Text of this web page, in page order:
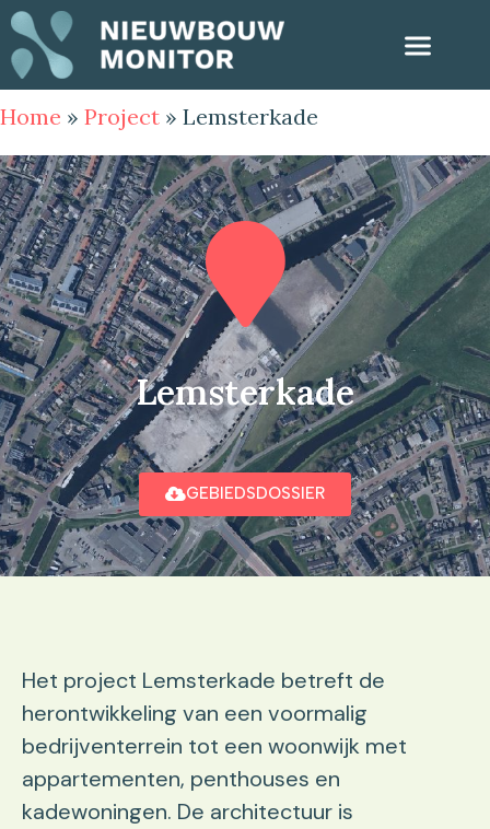
Home » Project » Lemsterkade
Lemsterkade
GEBIEDSDOSSIER
Het project Lemsterkade betreft de
herontwikkeling van een voormalig
bedrijventerrein tot een woonwijk met
appartementen, penthouses en
kadewoningen. De architectuur is